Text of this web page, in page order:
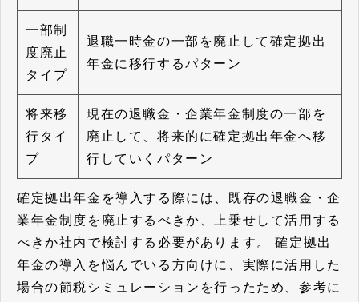
一部制
度廃止
タイプ
退職一時金の一部を廃止して確定拠出
年金に移行するパターン
将来移
行タイ
プ
現在の退職金・企業年金制度の一部を
廃止して、将来的に確定拠出年金へ移
行していくパターン
確定拠出年金を導入する際には、既存の退職金・企
業年金制度を廃止するべきか、上乗せして活用する
べきか社内で検討する必要があります。
確定拠出
年金の導入を悩んでいる方向けに、実際に活用した
場合の節税シミュレーションを行ったため、参考に